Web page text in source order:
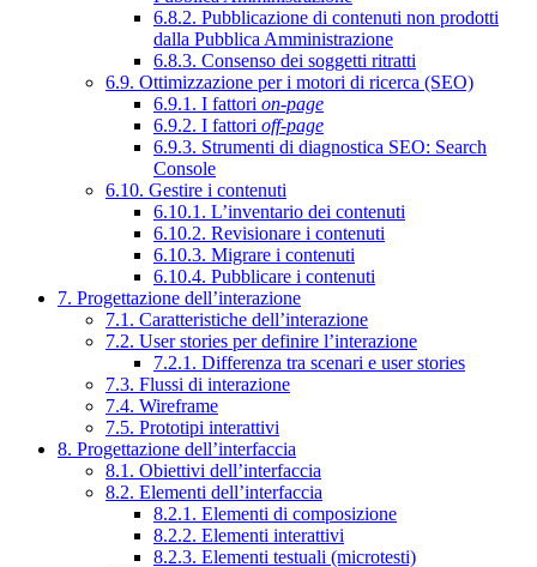
6.8.2. Pubblicazione di contenuti non prodotti
dalla Pubblica Amministrazione
6.8.3. Consenso dei soggetti ritratti
6.9. Ottimizzazione per i motori di ricerca (SEO)
6.9.1. I fattori on-page
6.9.2. I fattori off-page
6.9.3. Strumenti di diagnostica SEO: Search
Console
6.10. Gestire i contenuti
6.10.1. L’inventario dei contenuti
6.10.2. Revisionare i contenuti
6.10.3. Migrare i contenuti
6.10.4. Pubblicare i contenuti
7. Progettazione dell’interazione
7.1. Caratteristiche dell’interazione
7.2. User stories per definire l’interazione
7.2.1. Differenza tra scenari e user stories
7.3. Flussi di interazione
7.4. Wireframe
7.5. Prototipi interattivi
8. Progettazione dell’interfaccia
8.1. Obiettivi dell’interfaccia
8.2. Elementi dell’interfaccia
8.2.1. Elementi di composizione
8.2.2. Elementi interattivi
8.2.3. Elementi testuali (microtesti)